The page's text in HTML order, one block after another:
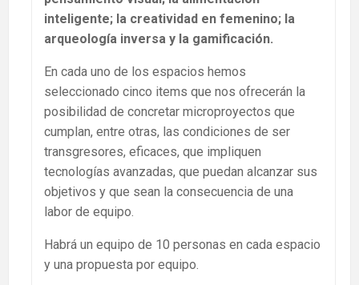
inteligente; la creatividad en femenino; la
arqueología inversa y la gamificación.
En cada uno de los espacios hemos
seleccionado cinco items que nos ofrecerán la
posibilidad de concretar microproyectos que
cumplan, entre otras, las condiciones de ser
transgresores, eficaces, que impliquen
tecnologías avanzadas, que puedan alcanzar sus
objetivos y que sean la consecuencia de una
labor de equipo.
Habrá un equipo de 10 personas en cada espacio
y una propuesta por equipo.